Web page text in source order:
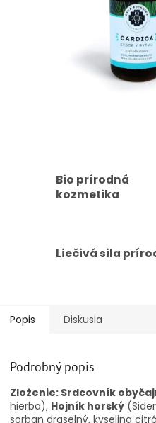
Bio prírodná
kozmetika
Liečivá sila
Popis Diskusia
Podrobný popis
Zloženie: Srdcovník
hierba), Hojník horský
sorban draselný, kyselina